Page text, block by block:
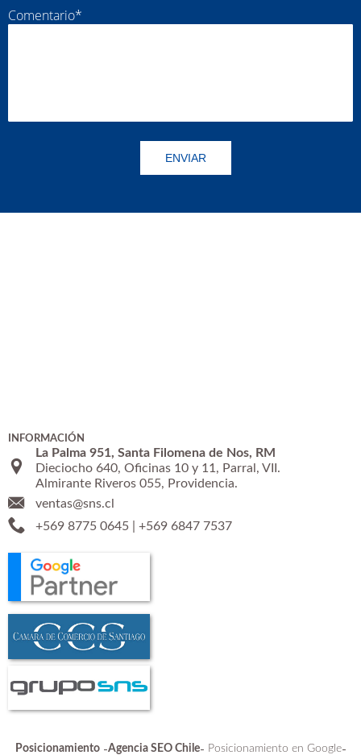
Comentario*
INFORMACIÓN
La Palma 951, Santa Filomena de Nos, RM
Dieciocho 640, Oficinas 10 y 11, Parral, VII.
Almirante Riveros 055, Providencia.
ventas@sns.cl
+569 8775 0645| +569 6847 7537
Posicionamiento-Agencia SEO Chile- Posicionamiento en Google-